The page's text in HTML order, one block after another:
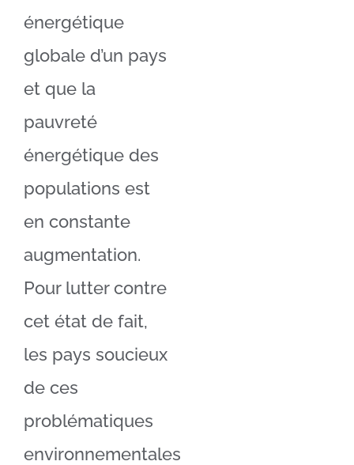
énergétique
globale d’un pays
et que la
pauvreté
énergétique des
populations est
en constante
augmentation.
Pour lutter contre
cet état de fait,
les pays soucieux
de ces
problématiques
environnementales